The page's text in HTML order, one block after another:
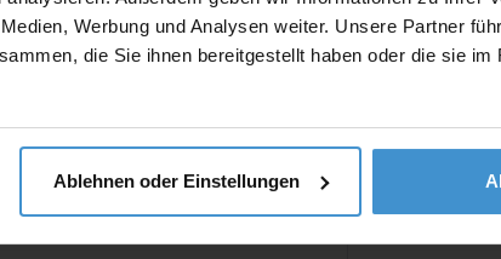
Werbung und Analysen weiter. Unsere Partner
die Sie ihnen bereitgestellt haben oder die sie im
Ablehnen oder Einstellungen
Artikelname: